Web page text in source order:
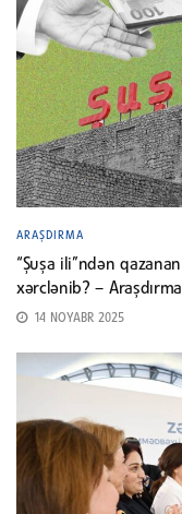
ARAŞDIRMA
“Şuşa ili”ndən
xərclənib? – Araşdırma
14 NOYABR 2025